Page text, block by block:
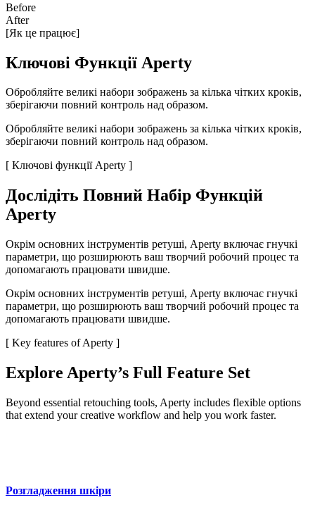
Before
After
[Як це працює]
Ключові Функції Aperty
Обробляйте великі набори зображень за кілька чітких кроків,
зберігаючи повний контроль над образом.
Обробляйте великі набори зображень за кілька чітких кроків,
зберігаючи повний контроль над образом.
[ Ключові функції Aperty ]
Дослідіть Повний Набір Функцій
Aperty
Окрім основних інструментів ретуші, Aperty включає гнучкі
параметри, що розширюють ваш творчий робочий процес та
допомагають працювати швидше.
Окрім основних інструментів ретуші, Aperty включає гнучкі
параметри, що розширюють ваш творчий робочий процес та
допомагають працювати швидше.
[ Key features of Aperty ]
Explore Aperty’s Full Feature Set
Beyond essential retouching tools, Aperty includes flexible options
that extend your creative workflow and help you work faster.
Розгладження шкіри